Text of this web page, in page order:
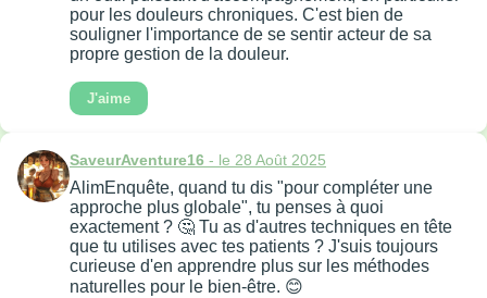
pour les douleurs chroniques. C'est bien de
souligner l'importance de se sentir acteur de sa
propre gestion de la douleur.
J'aime
SaveurAventure16 - le 28 Août 2025
AlimEnquête, quand tu dis "pour compléter une
approche plus globale", tu penses à quoi
exactement ? 🤔 Tu as d'autres techniques en tête
que tu utilises avec tes patients ? J'suis toujours
curieuse d'en apprendre plus sur les méthodes
naturelles pour le bien-être. 😊